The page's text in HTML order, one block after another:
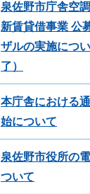
泉佐野市庁舎空
新賃貸借事業 公
ザルの実施につ
了）
本庁舎における
始について
泉佐野市役所の
ついて